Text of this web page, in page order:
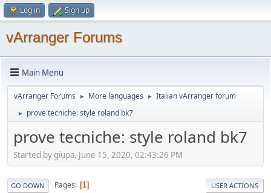
Log in Sign up
vArranger Forums
Main Menu
vArranger Forums ► More languages ► Italian vArranger forum
► prove tecniche: style roland bk7
prove tecniche: style roland bk7
Started by giupa, June 15, 2020, 02:43:26 PM
GO DOWN Pages 1 USER ACTIONS